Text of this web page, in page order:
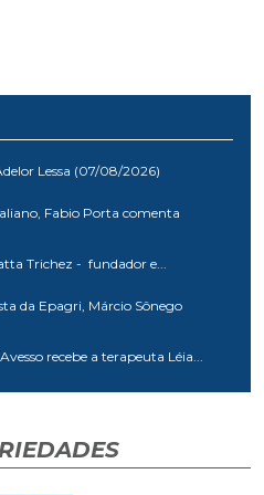
Lessa (07/08/2026)
Fabio Porta comenta
Trichez - fundador e...
da Epagri, Márcio Sônego
recebe a terapeuta Léia...